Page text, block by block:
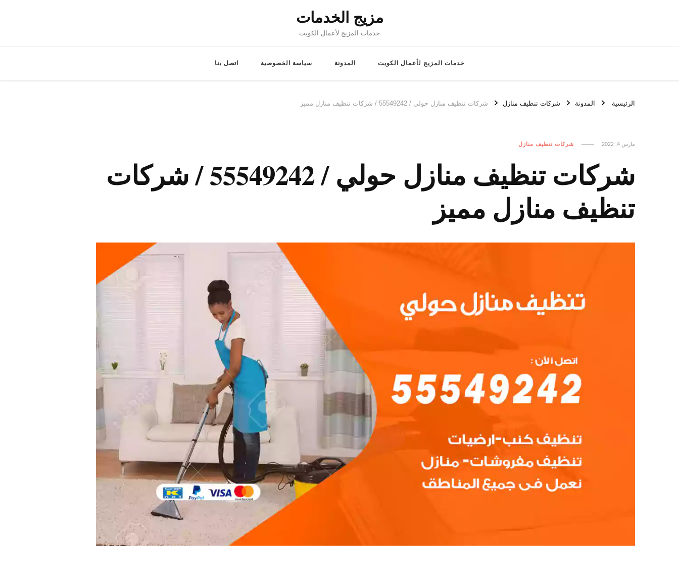
مزيج الخدمات
خدمات المزيج لأعمال الكويت
خدمات المزيج لأعمال الكويت المدونة سياسة الخصوصية اتصل بنا
الرئيسية المدونة شركات تنظيف منازل شركات تنظيف منازل حولي / 55549242 / شركات تنظيف منازل مميز
مارس 4, 2022 شركات تنظيف منازل
شركات تنظيف منازل حولي / 55549242 / شركات
تنظيف منازل مميز